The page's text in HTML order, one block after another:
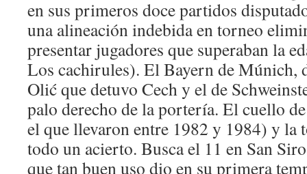
en sus primeros doce partidos
una alineación indebida en torneo
presentar jugadores que superaban la
Los cachirules). El Bayern de Múnich,
Olić que detuvo Cech y el de
palo derecho de la portería. El cuello
el que llevaron entre 1982 y 1984) y la
todo un acierto. Busca el 11 en San
que tan buen uso dio en su primera